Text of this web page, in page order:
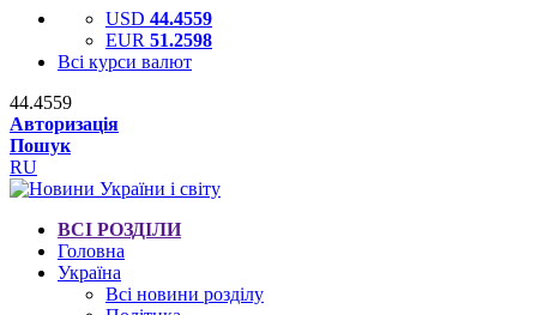
USD 44.4559
EUR 51.2598
Всі курси валют
44.4559
Авторизація
Пошук
RU
ВСІ РОЗДІЛИ
Головна
Україна
Всі новини розділу